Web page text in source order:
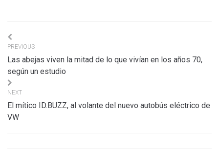
Navigation
de
l’article
PREVIOUS
Las abejas viven la mitad de lo que vivían en los años 70,
según un estudio
NEXT
El mítico ID.BUZZ, al volante del nuevo autobús eléctrico de
VW